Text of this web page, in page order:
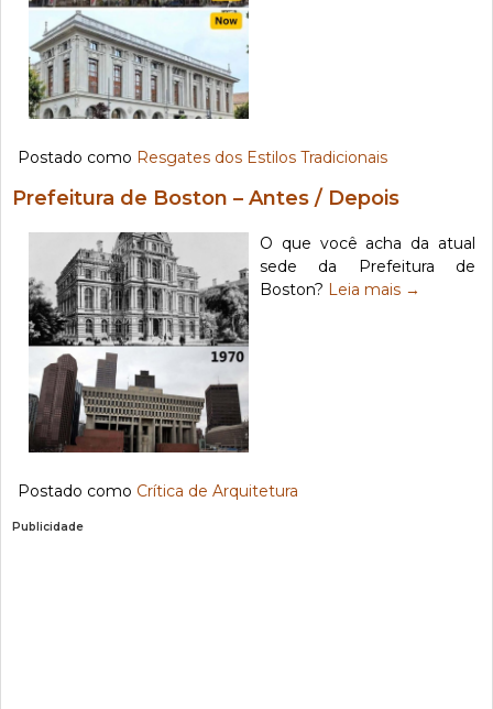
Postado como Resgates dos Estilos Tradicionais
Prefeitura de Boston – Antes / Depois
O que você acha da atual
sede da Prefeitura de
Boston? Leia mais →
Postado como Crítica de Arquitetura
Publicidade